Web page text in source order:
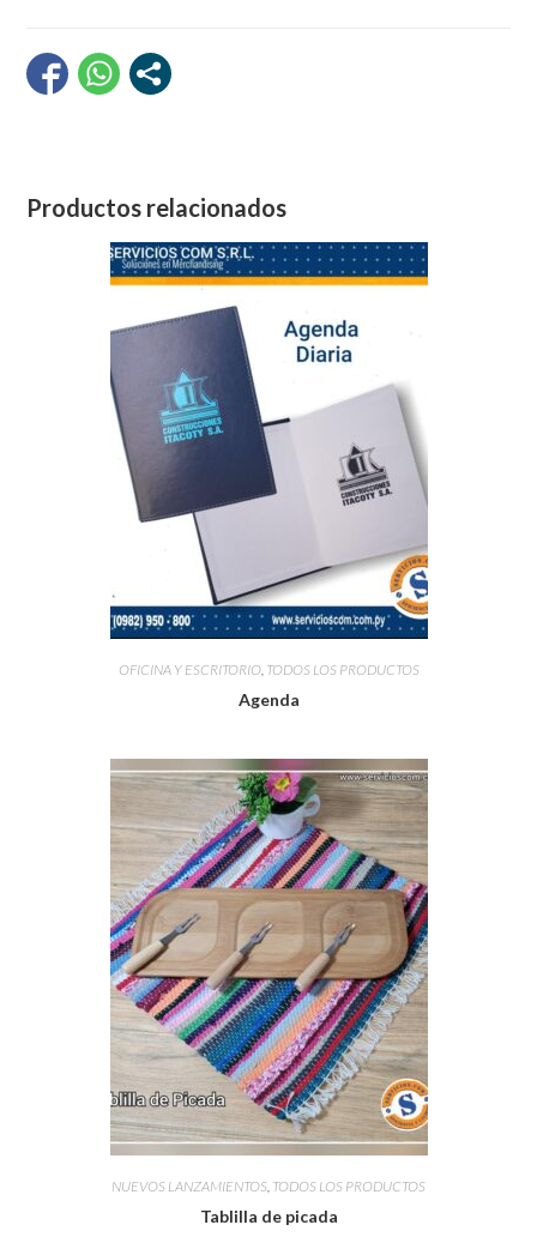
Productos relacionados
OFICINA Y ESCRITORIO, TODOS LOS PRODUCTOS
Agenda
NUEVOS LANZAMIENTOS, TODOS LOS PRODUCTOS
Tablilla de picada